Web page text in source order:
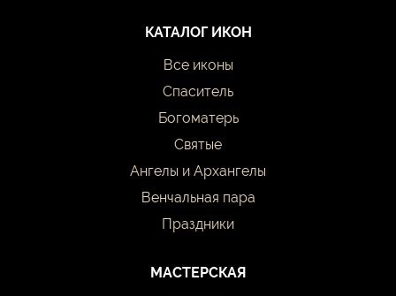
КАТАЛОГ ИКОН
Все иконы
Спаситель
Богоматерь
Святые
Ангелы и Архангелы
Венчальная пара
Праздники
МАСТЕРСКАЯ